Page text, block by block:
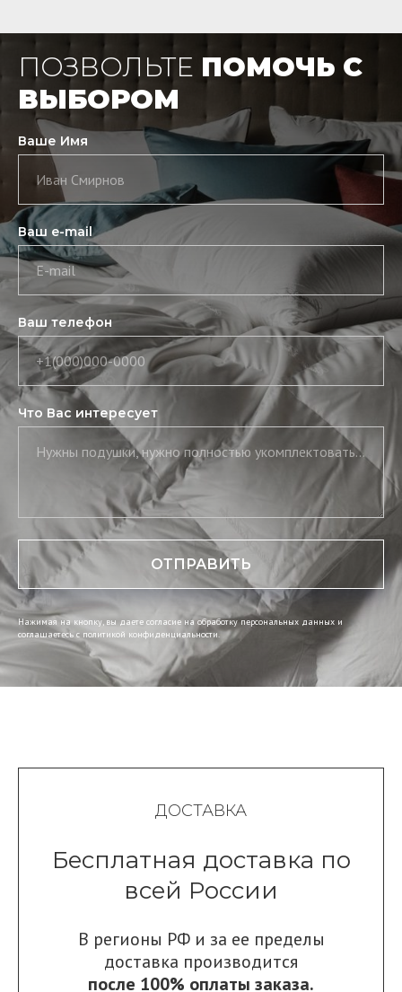
ПОЗВОЛЬТЕ ПОМОЧЬ С
ВЫБОРОМ
Ваше Имя
Иван Смирнов
Ваш e-mail
E-mail
Ваш телефон
+1(000)000-0000
Что Вас интересует
Нужны подушки, нужно полностью укомплектовать постель, нужны скатерть и салфетки
ОТПРАВИТЬ
Нажимая на кнопку, вы даете согласие на обработку персональных данных и
соглашаетесь c политикой конфиденциальности.
ДОСТАВКА
Бесплатная доставка по
всей России
В регионы РФ и за ее пределы
доставка производится
после 100% оплаты заказа.